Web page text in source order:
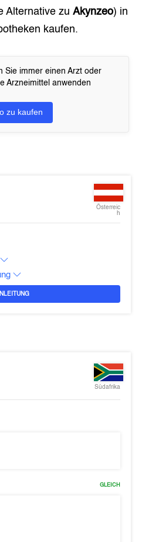
Alternative zu Akynzeo) in
kaufen.
Sie immer einen Arzt oder
Arzneimittel anwenden
zu kaufen
Österreic
h
Südafrika
GLEICH